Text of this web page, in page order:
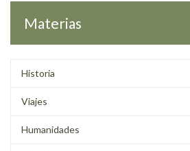
Materias
Historia
Viajes
Humanidades